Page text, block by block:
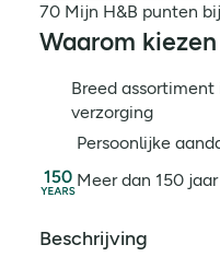
70 Mijn H&B punten
Waarom
Breed
verzorging
Persoonlijke
Meer dan 150
Beschrijving